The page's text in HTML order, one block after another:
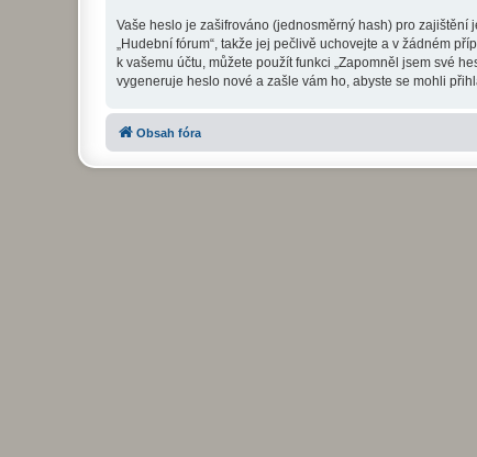
Vaše heslo je zašifrováno (jednosměrný hash) pro
„Hudební fórum“, takže jej pečlivě uchovejte a v žádném
k vašemu účtu, můžete použít funkci „Zapomněl jsem své
vygeneruje heslo nové a zašle vám ho, abyste se mohli
Obsah fóra